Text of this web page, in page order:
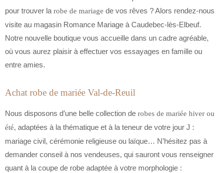
pour trouver la robe de mariage de vos rêves ? Alors rendez-nous
visite au magasin Romance Mariage à Caudebec-lès-Elbeuf.
Notre nouvelle boutique vous accueille dans un cadre agréable,
où vous aurez plaisir à effectuer vos essayages en famille ou
entre amies.
Achat robe de mariée Val-de-Reuil
Nous disposons d’une belle collection de robes de mariée hiver ou
été, adaptées à la thématique et à la teneur de votre jour J :
mariage civil, cérémonie religieuse ou laïque… N’hésitez pas à
demander conseil à nos vendeuses, qui sauront vous renseigner
quant à la coupe de robe adaptée à votre morphologie :